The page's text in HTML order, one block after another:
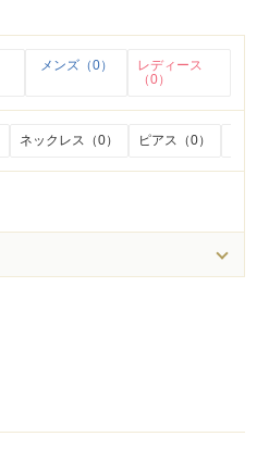
メンズ（0）
レディース
（0）
ネックレス（0） ピアス（0）